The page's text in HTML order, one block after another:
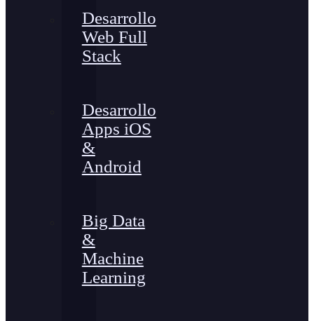
Desarrollo
Web Full
Stack
Desarrollo
Apps iOS
&
Android
Big Data
&
Machine
Learning